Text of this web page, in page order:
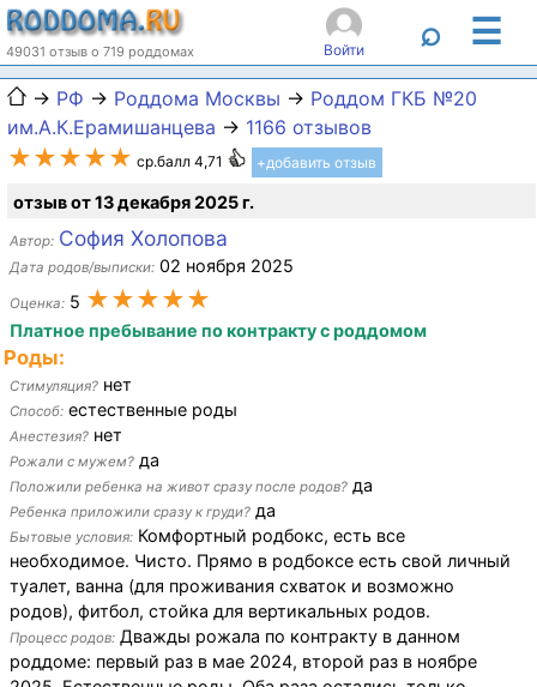
49031 отзыв о 719 роддомах Войти ⌕ ☰
→ РФ → Роддома Москвы → Роддом ГКБ №20
им.А.К.Ерамишанцева → 1166 отзывов
★★★★★ ср.балл 4,71 +добавить отзыв
отзыв от 13 декабря 2025 г.
Автор: София Холопова
Дата родов/выписки: 02 ноября 2025
Оценка: 5 ★★★★★
Платное пребывание по контракту с роддомом
Роды:
Стимуляция? нет
Способ: естественные роды
Анестезия? нет
Рожали с мужем? да
Положили ребенка на живот сразу после родов? да
Ребенка приложили сразу к груди? да
Бытовые условия: Комфортный родбокс, есть все
необходимое. Чисто. Прямо в родбоксе есть свой личный
туалет, ванна (для проживания схваток и возможно
родов), фитбол, стойка для вертикальных родов.
Процесс родов: Дважды рожала по контракту в данном
роддоме: первый раз в мае 2024, второй раз в ноябре